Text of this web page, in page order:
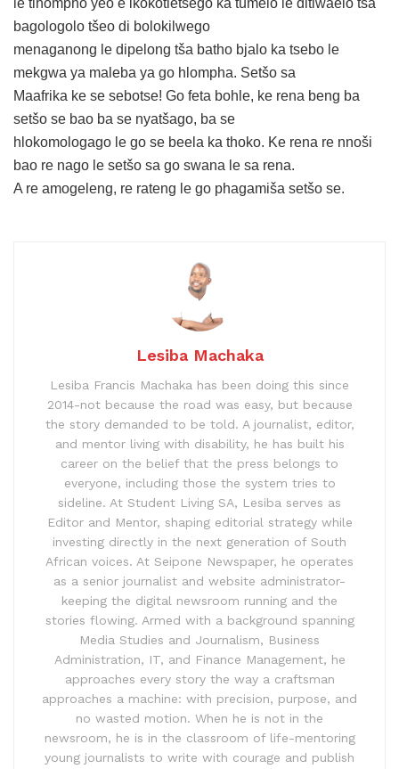
le tlhompho yeo e ikokotletšego ka tumelo le ditlwaelo tša
bagologolo tšeo di bolokilwego
menaganong le dipelong tša batho bjalo ka tsebo le
mekgwa ya maleba ya go hlompha. Setšo sa
Maafrika ke se sebotse! Go feta bohle, ke rena beng ba
setšo se bao ba se nyatšago, ba se
hlokomologago le go se beela ka thoko. Ke rena re nnoši
bao re nago le setšo sa go swana le sa rena.
A re amogeleng, re rateng le go phagamiša setšo se.
Lesiba Machaka
Lesiba Francis Machaka has been doing this since
2014-not because the road was easy, but because
the story demanded to be told. A journalist, editor,
and mentor living with disability, he has built his
career on the belief that the press belongs to
everyone, including those the system tries to
sideline. At Student Living SA, Lesiba serves as
Editor and Mentor, shaping editorial strategy while
investing directly in the next generation of South
African voices. At Seipone Newspaper, he operates
as a senior journalist and website administrator-
keeping the digital newsroom running and the
stories flowing. Armed with a background spanning
Media Studies and Journalism, Business
Administration, IT, and Finance Management, he
approaches every story the way a craftsman
approaches a machine: with precision, purpose, and
no wasted motion. When he is not in the
newsroom, he is in the classroom of life-mentoring
young journalists to write with courage and publish